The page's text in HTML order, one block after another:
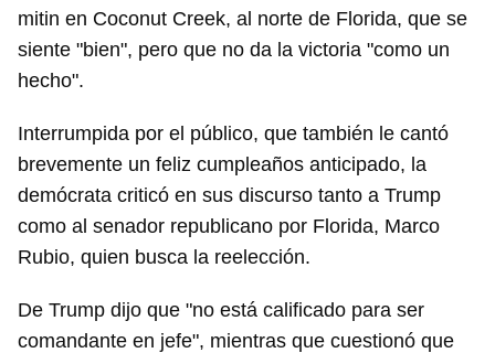
mitin en Coconut Creek, al norte de Florida, que se
siente "bien", pero que no da la victoria "como un
hecho".
Interrumpida por el público, que también le cantó
brevemente un feliz cumpleaños anticipado, la
demócrata criticó en sus discurso tanto a Trump
como al senador republicano por Florida, Marco
Rubio, quien busca la reelección.
De Trump dijo que "no está calificado para ser
comandante en jefe", mientras que cuestionó que